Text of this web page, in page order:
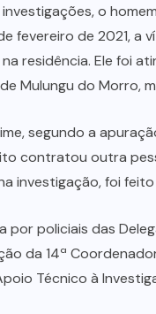
o
fevereiro de 2021, a
residência. Ele foi
Mulungu do Morro,
segundo a
contratou outra
investigação, foi
por policiais das
da 14ª
Técnico à